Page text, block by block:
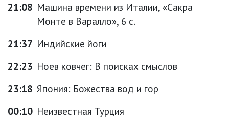
21:08 Машина времени из Италии, «Сакра
Монте в Варалло», 6 с.
21:37 Индийские йоги
22:23 Ноев ковчег: В поисках смыслов
23:18 Япония: Божества вод и гор
00:10 Неизвестная Турция